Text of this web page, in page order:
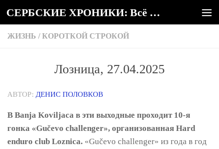
Под записью СЕРБСКИЕ ХРОНИКИ: Всё о Сербии
ЖИЗНЬ / КОРОТКОЙ СТРОКОЙ
Лозница, 27.04.2025
АВТОР: ДЕНИС ПОЛОВКОВ
В Banja Koviljaca в эти выходные проходит 10-я
гонка «Gučevo challenger», организованная Hard
enduro club Loznica. «Gučevo challenger» из года в год